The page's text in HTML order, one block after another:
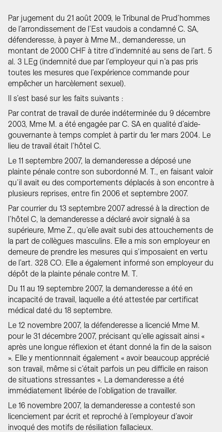
Par jugement du 21 août 2009, le Tribunal de Prud’hommes
de l’arrondissement de l’Est vaudois a condamné C. SA,
défenderesse, à payer à Mme M., demanderesse, un
montant de 2000 CHF à titre d’indemnité au sens de l’art. 5
al. 3 LEg (indemnité due par l’employeur qui n’a pas pris
toutes les mesures que l’expérience commande pour
empêcher un harcèlement sexuel).
Il s’est basé sur les faits suivants :
Par contrat de travail de durée indéterminée du 9 décembre
2003, Mme M. a été engagée par C. SA en qualité d’aide-
gouvernante à temps complet à partir du 1er mars 2004. Le
lieu de travail était l’hôtel C.
Le 11 septembre 2007, la demanderesse a déposé une
plainte pénale contre son subordonné M. T., en faisant valoir
qu’il avait eu des comportements déplacés à son encontre à
plusieurs reprises, entre fin 2006 et septembre 2007.
Par courrier du 13 septembre 2007 adressé à la direction de
l’hôtel C, la demanderesse a déclaré avoir signalé à sa
supérieure, Mme Z., qu’elle avait subi des attouchements de
la part de collègues masculins. Elle a mis son employeur en
demeure de prendre les mesures qui s’imposaient en vertu
de l’art. 328 CO. Elle a également informé son employeur du
dépôt de la plainte pénale contre M. T.
Du 11 au 19 septembre 2007, la demanderesse a été en
incapacité de travail, laquelle a été attestée par certificat
médical daté du 18 septembre.
Le 12 novembre 2007, la défenderesse a licencié Mme M.
pour le 31 décembre 2007, précisant qu’elle agissait ainsi «
après une longue réflexion et étant donné la fin de la saison
». Elle y mentionnnait également « avoir beaucoup apprécié
son travail, même si c’était parfois un peu difficile en raison
de situations stressantes ». La demanderesse a été
immédiatement libérée de l’obligation de travailler.
Le 16 novembre 2007, la demanderesse a contesté son
licenciement par écrit et reproché à l’employeur d’avoir
invoqué des motifs de résiliation fallacieux.